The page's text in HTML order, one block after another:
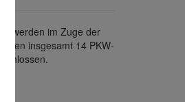
werden im Zuge der
insgesamt 14 PKW-